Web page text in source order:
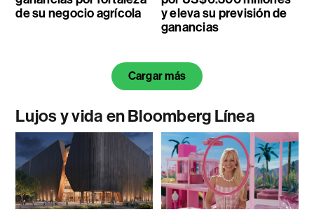
de su negocio agrícola
y eleva su previsión de
ganancias
Cargar más
Lujos y vida en Bloomberg Línea